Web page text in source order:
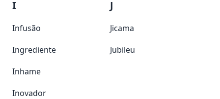
I
Infusão
Ingrediente
Inhame
Inovador
J
Jicama
Jubileu